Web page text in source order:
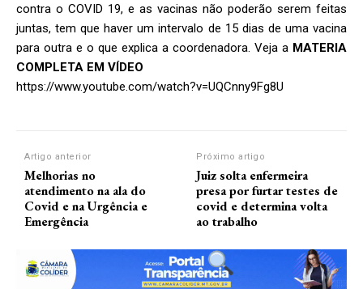
contra o COVID 19, e as vacinas não poderão serem feitas
juntas, tem que haver um intervalo de 15 dias de uma vacina
para outra e o que explica a coordenadora. Veja a MATERIA
COMPLETA EM VÍDEO
https://www.youtube.com/watch?v=UQCnny9Fg8U
Artigo anterior
Melhorias no
atendimento na ala do
Covid e na Urgência e
Emergência
Próximo artigo
Juiz solta enfermeira
presa por furtar testes de
covid e determina volta
ao trabalho